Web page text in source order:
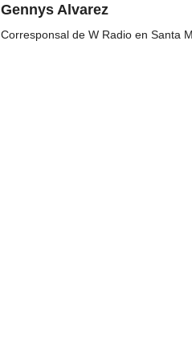
Gennys Alvarez
Corresponsal de W Radio en Santa